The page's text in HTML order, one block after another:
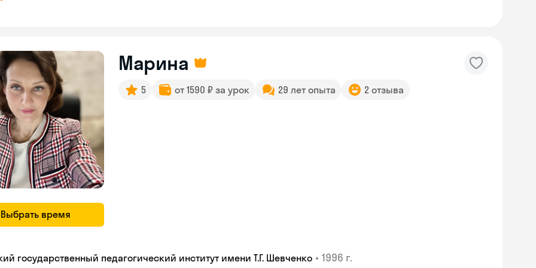
Выбрать время
Марина
5 от 1590 ₽ за урок 29 лет опыта 2 отзыва
государственный педагогический институт имени Т.Г. Шевченко • 1996 г.
online